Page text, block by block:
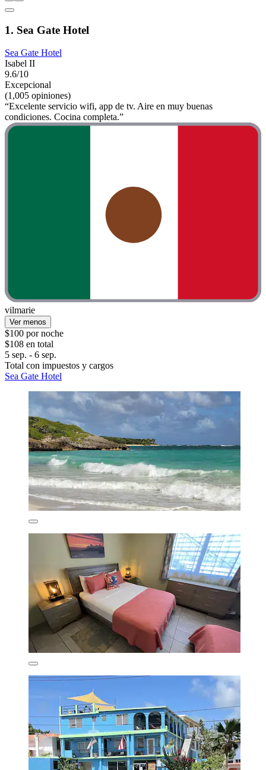
1. Sea Gate Hotel
Sea Gate Hotel
Isabel II
9.6/10
Excepcional
(1,005 opiniones)
“Excelente servicio wifi, app de tv. Aire en muy buenas
condiciones. Cocina completa.”
vilmarie
Ver menos
$100 por noche
$108 en total
5 sep. - 6 sep.
Total con impuestos y cargos
Sea Gate Hotel